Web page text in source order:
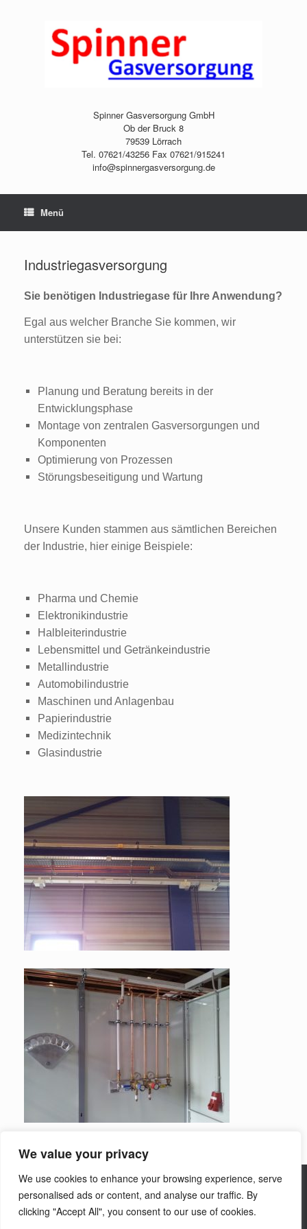
We value your privacy
We use cookies to enhance your browsing experience, serve
personalised ads or content, and analyse our traffic. By
clicking "Accept All", you consent to our use of cookies.
Spinner Gasversorgung GmbH
Ob der Bruck 8
79539 Lörrach
Tel. 07621/43256 Fax 07621/915241
info@spinnergasversorgung.de
Menü
Industriegasversorgung
Sie benötigen Industriegase für Ihre Anwendung?
Egal aus welcher Branche Sie kommen, wir
unterstützen sie bei:
Planung und Beratung bereits in der
Entwicklungsphase
Montage von zentralen Gasversorgungen und
Komponenten
Optimierung von Prozessen
Störungsbeseitigung und Wartung
Unsere Kunden stammen aus sämtlichen Bereichen
der Industrie, hier einige Beispiele:
Pharma und Chemie
Elektronikindustrie
Halbleiterindustrie
Lebensmittel und Getränkeindustrie
Metallindustrie
Automobilindustrie
Maschinen und Anlagenbau
Papierindustrie
Medizintechnik
Glasindustrie
© Spinner Gasversorgung 2026 | Powered By Brogle Consulting
Datenschutzerklärung